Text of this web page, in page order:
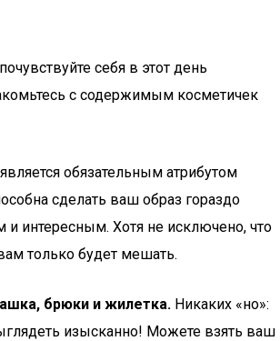
себя в этот день
с содержимым косметичек
обязательным атрибутом
сделать ваш образ гораздо
интересным. Хотя не исключено, что
только будет мешать.
брюки и жилетка. Никаких «но»:
изысканно! Можете взять ваш